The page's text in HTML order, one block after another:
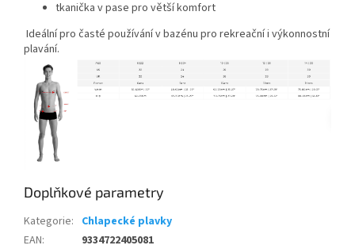
tkanička v pase pro větší komfort
Ideální pro časté používání v bazénu pro rekreační i výkonnostní
plavání.
Doplňkové parametry
Kategorie: Chlapecké plavky
EAN: 9334722405081